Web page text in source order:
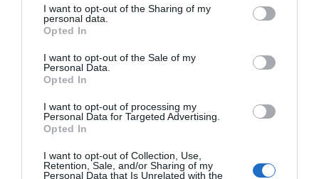
I want to opt-out of the Sharing of my
personal data.
Opted In
I want to opt-out of the Sale of my
Personal Data.
Opted In
I want to opt-out of processing my
Personal Data for Targeted Advertising.
Opted In
I want to opt-out of Collection, Use,
Retention, Sale, and/or Sharing of my
Personal Data that Is Unrelated with the
populistes que governen amb ell ho ha
complementat amb una llei que castiga als petits
rellegir l’article de l’Elena Busquets
Amat
Immobiliaris alerta: "La disponibilitat de pisos
en lloguer no millorarà". Fins ara els ajuntaments
s’han dedicat a tot menys a fer la seva feina. Fan
fam... Es declaren lliures de nuclears, lliures de